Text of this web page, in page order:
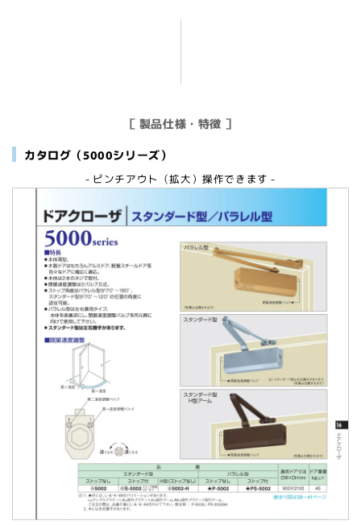
［ 製品仕様・特徴 ］
カタログ（5000シリーズ）
- ピンチアウト（拡大）操作できます -